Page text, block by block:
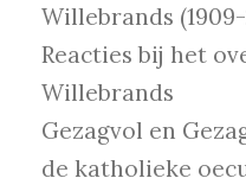
Willebrands
Reacties bij het
Willebrands
Gezagvol en
de katholieke